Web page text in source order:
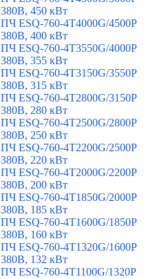
380В, 450 кВт
ПЧ ESQ-760-4T4000G/4500P
380В, 400 кВт
ПЧ ESQ-760-4T3550G/4000P
380В, 355 кВт
ПЧ ESQ-760-4T3150G/3550P
380В, 315 кВт
ПЧ ESQ-760-4T2800G/3150P
380В, 280 кВт
ПЧ ESQ-760-4T2500G/2800P
380В, 250 кВт
ПЧ ESQ-760-4T2200G/2500P
380В, 220 кВт
ПЧ ESQ-760-4T2000G/2200P
380В, 200 кВт
ПЧ ESQ-760-4T1850G/2000P
380В, 185 кВт
ПЧ ESQ-760-4T1600G/1850P
380В, 160 кВт
ПЧ ESQ-760-4T1320G/1600P
380В, 132 кВт
ПЧ ESQ-760-4T1100G/1320P